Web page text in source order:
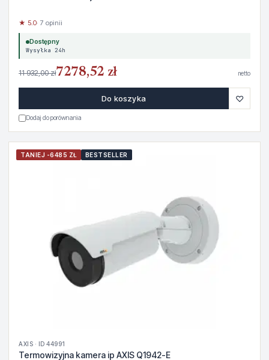
★ 5.0· 7 opinii
Dostępny
Wysyłka 24h
11 932,00 zł7278,52 zł netto
Do koszyka ♡
Dodaj do porównania
TANIEJ -6485 ZŁ BESTSELLER
AXIS · ID 44991
Termowizyjna kamera ip AXIS Q1942-E